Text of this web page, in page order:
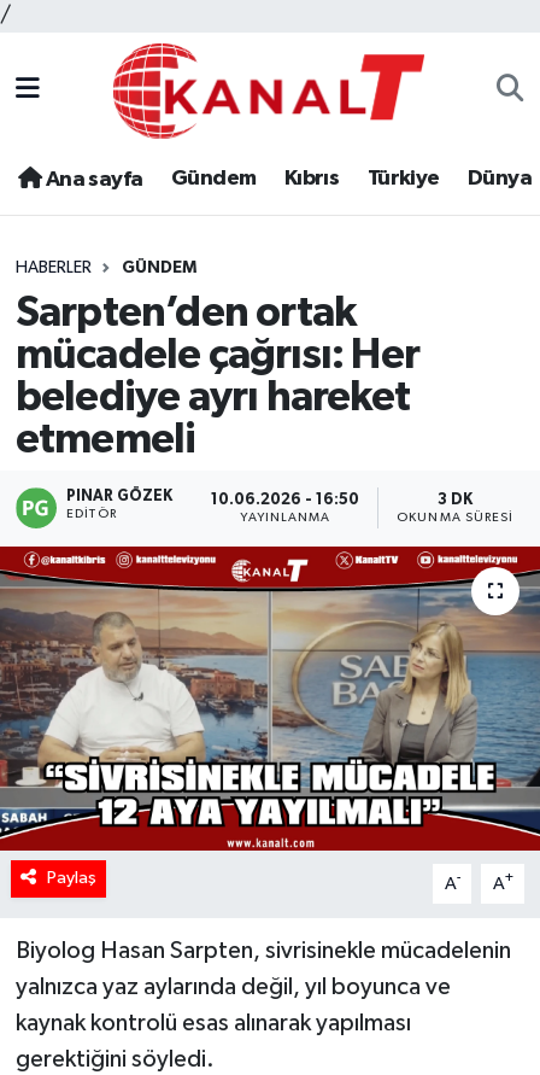
/
Ana sayfa Gündem Kıbrıs Türkiye Dünya
HABERLER GÜNDEM
Sarpten’den ortak
mücadele çağrısı: Her
belediye ayrı hareket
etmemeli
PINAR GÖZEK
EDITÖR
10.06.2026 - 16:50
YAYINLANMA
3 DK
OKUNMA SÜRESI
Paylaş A- A+
Biyolog Hasan Sarpten, sivrisinekle mücadelenin
yalnızca yaz aylarında değil, yıl boyunca ve
kaynak kontrolü esas alınarak yapılması
gerektiğini söyledi.